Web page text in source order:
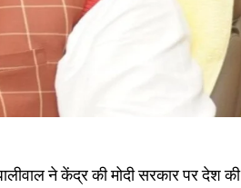
ने केंद्र की मोदी सरकार पर देश की